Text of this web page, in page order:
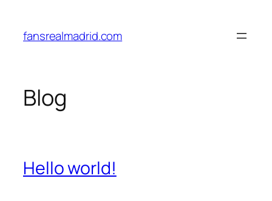
contenido
fansrealmadrid.com
Blog
Hello world!